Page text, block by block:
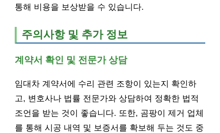
통해 비용을 보상받을 수 있습니다.
주의사항 및 추가 정보
계약서 확인 및 전문가 상담
임대차 계약서에 수리 관련 조항이 있는지 확인하
고, 변호사나 법률 전문가와 상담하여 정확한 법적
조언을 받는 것이 좋습니다. 또한, 곰팡이 제거 업체
를 통해 시공 내역 및 보증서를 확보해 두는 것도 중